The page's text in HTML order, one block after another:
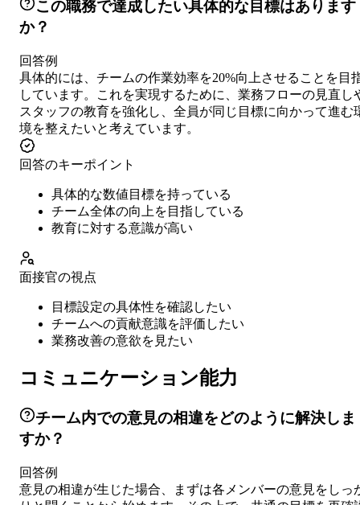
この職務で達成したい具体的な目標はあります
か？
回答例
具体的には、チームの作業効率を20%向上させることを目
しています。これを実現するために、業務フローの見直し
スタッフの教育を強化し、全員が同じ目標に向かって進む
境を整えたいと考えています。
回答のキーポイント
具体的な数値目標を持っている
チーム全体の向上を目指している
教育に対する意識が高い
面接官の視点
目標設定の具体性を確認したい
チームへの貢献意識を評価したい
業務改善の意欲を見たい
コミュニケーション能力
チーム内での意見の相違をどのように解決しま
すか？
回答例
意見の相違が生じた場合、まずは各メンバーの意見をしっ